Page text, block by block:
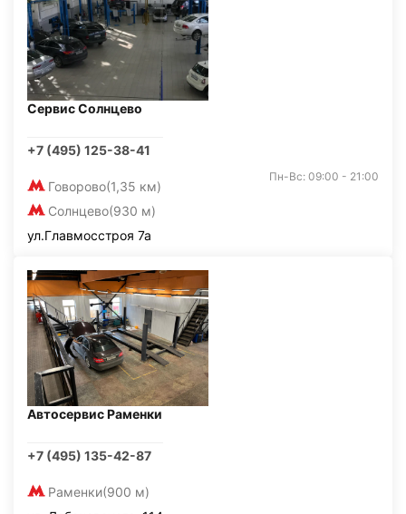
Сервис Солнцево
+7 (495) 125-38-41
Говорово(1,35 км)
Солнцево(930 м)
Пн-Вс: 09:00 - 21:00
ул.Главмосстроя 7а
Автосервис Раменки
+7 (495) 135-42-87
Раменки(900 м)